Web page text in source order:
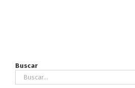
Buscar
Buscar: